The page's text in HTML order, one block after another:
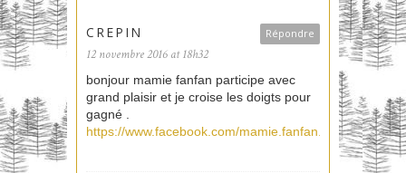
Répondre
CREPIN
12 novembre 2016 at 18h32
bonjour mamie fanfan participe avec
grand plaisir et je croise les doigts pour
gagné .
https://www.facebook.com/mamie.fanfan.31